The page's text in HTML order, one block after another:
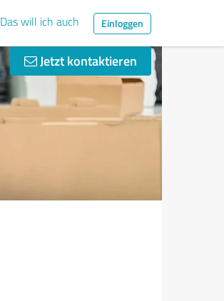
Das will ich auch Einloggen
Jetzt kontaktieren